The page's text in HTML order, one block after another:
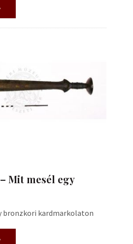
Mit mesél egy
bronzkori kardmarkolaton